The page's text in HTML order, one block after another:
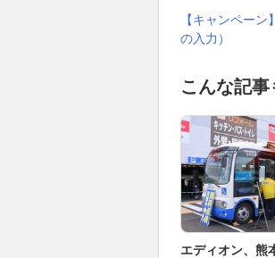
【キャンペー
の入力）
こんな記
エディオン、熊